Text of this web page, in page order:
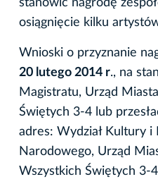
osiągnięcie kilku
Wnioski o przyznanie
20 lutego 2014 r., na
Magistratu, Urząd
Świętych 3-4 lub
adres: Wydział Kultury i
Narodowego, Urząd
Wszystkich Świętych 3-